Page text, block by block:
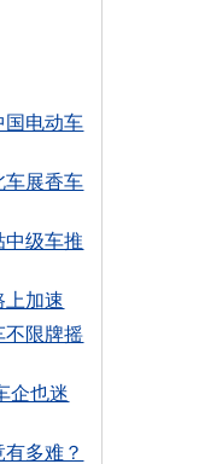
国电动车
车展香车
中级车推
上加速
不限牌摇
企也迷
多难？